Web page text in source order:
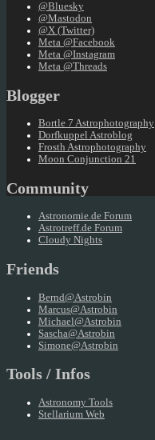
@Bluesky
@Mastodon
@X (Twitter)
Meta @Facebook
Meta @Instagram
Meta @Threads
Blogger
Bortle 7 Astrophotography
Dorfkuppel Astroblog
Frosth Astrophotography
Moon Conjunction 21
Community
Astronomie.de Forum
Astrotreff.de Forum
Cloudy Nights
Friends
Bernd@Astrobin
Marcus@Astrobin
Michael@Astrobin
Sascha@Astrobin
Simone@Astrobin
Tools / Infos
Astronomy Tools
Stellarium Web